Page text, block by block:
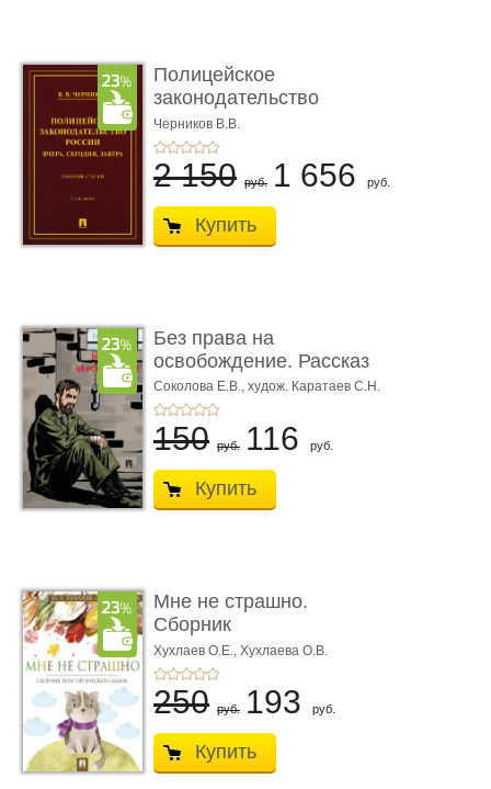
Полицейское
законодательство
России: вчера, с� ...
Черников В.В.
2 150 руб. 1 656 руб.
Купить
Без права на
освобождение. Рассказ
Соколова Е.В., худож. Каратаев С.Н.
150 руб. 116 руб.
Купить
Мне не страшно.
Сборник
терапевтических
сказо� ...
Хухлаев О.Е., Хухлаева О.В.
250 руб. 193 руб.
Купить